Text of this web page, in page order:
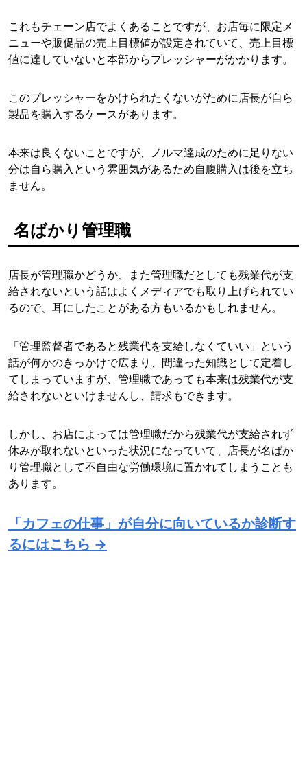
これもチェーン店でよくあることですが、お店毎に限定メ
ニューや販促品の売上目標値が設定されていて、売上目標
値に達していないと本部からプレッシャーがかかります。
このプレッシャーをかけられたくないがために店長が自ら
製品を購入するケースがあります。
本来は良くないことですが、ノルマ達成のために足りない
分は自ら購入という雰囲気があるため自腹購入は後を立ち
ません。
名ばかり管理職
店長が管理職かどうか、また管理職だとしても残業代が支
給されないという話はよくメディアでも取り上げられてい
るので、耳にしたことがある方もいるかもしれません。
「管理監督者であると残業代を支給しなくていい」という
話が何かのきっかけで広まり、間違った知識として定着し
てしまっていますが、管理職であっても本来は残業代が支
給されないといけませんし、請求もできます。
しかし、お店によっては管理職だから残業代が支給されず
休みが取れないといった状況になっていて、店長が名ばか
り管理職として不自由な労働環境に置かれてしまうことも
あります。
「カフェの仕事」が自分に向いているか診断す
るにはこちら →